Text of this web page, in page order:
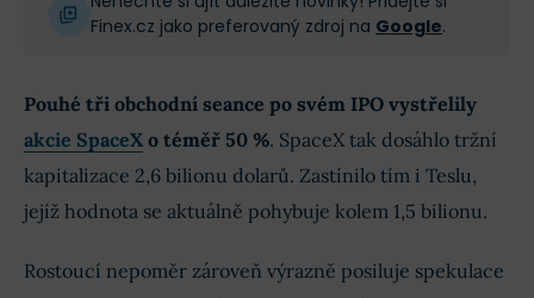
Finex.cz jako preferovaný zdroj na Google.
Pouhé tři obchodní seance po svém IPO vystřelily
akcie SpaceX o téměř 50 %. SpaceX tak dosáhlo tržní
kapitalizace 2,6 bilionu dolarů. Zastínilo tím i Teslu,
jejíž hodnota se aktuálně pohybuje kolem 1,5 bilionu.
Rostoucí nepoměr zároveň výrazně posiluje spekulace